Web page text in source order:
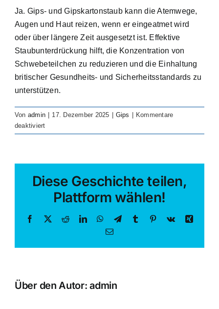
Ressourcen
Ja. Gips- und Gipskartonstaub kann die Atemwege,
Augen und Haut reizen, wenn er eingeatmet wird
oder über längere Zeit ausgesetzt ist. Effektive
Staubunterdrückung hilft, die Konzentration von
Schwebeteilchen zu reduzieren und die Einhaltung
britischer Gesundheits- und Sicherheitsstandards zu
unterstützen.
Von admin 17. Dezember 2025 Gips
Kommentare
deaktiviertfür
Is
dust
Diese Geschichte teilen,
Plattform wählen!
Facebook
X RedditLinkedInWhatsApp
TelegramTumblr Pinterest
Vk
Xing
E-
Über den Autor:admin